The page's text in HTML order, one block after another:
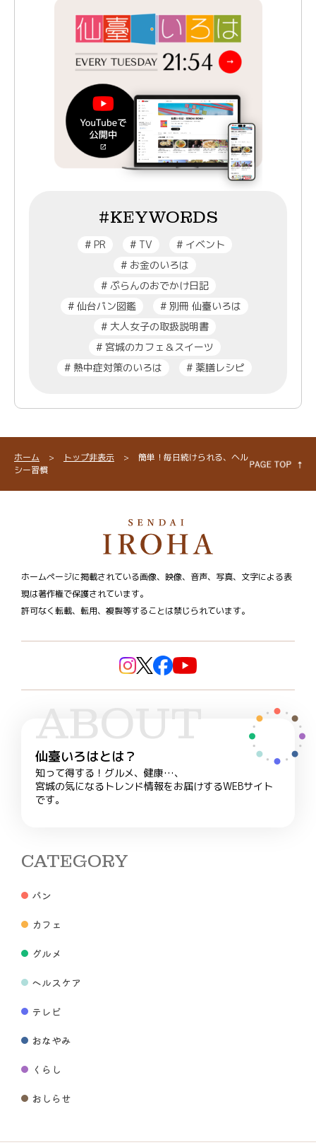
#KEYWORDS
#PR #TV #イベント
#お金のいろは
#ぷらんのおでかけ日記
# 仙台パン図鑑 # 別冊 仙臺いろは
#大人女子の取扱説明書
#宮城のカフェ＆スイーツ
# 熱中症対策のいろは # 薬膳レシピ
ホーム > トップ非表示 >
簡単！毎日続けられる、ヘル
シー習慣
ホームページに掲載されている画像、映像、音声、写真、文字による表
現は著作権で保護されています。
許可なく転載、転用、複製等することは禁じられています。
ABOUT
仙臺いろはとは？
知って得する！グルメ、健康…、
宮城の気になるトレンド情報をお届けするWEBサイト
です。
CATEGORY
パン
カフェ
グルメ
ヘルスケア
テレビ
おなやみ
くらし
おしらせ